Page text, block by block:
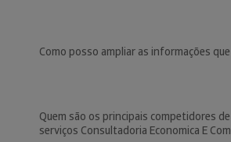
Como posso ampliar as informações
Quem são os principais competidores
serviços Consultadoria Economica E